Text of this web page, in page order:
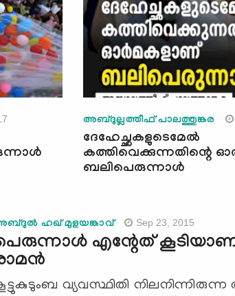
അബ്ദുല്ലത്തീഫ് പാലത്തുങ്കര
ദേഹേച്ഛകളുടെമേല്‍
കത്തിവെക്കുന്നതിന്റെ
ബലിപെരുന്നാള്‍
ഹഖ് മുളയങ്കാവ് Sep 23, 2015
എന്റേത്
വ്യവസ്ഥിതി